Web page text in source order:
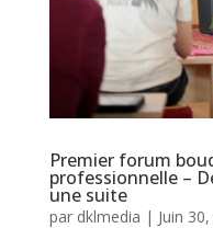
Premier forum
professionnelle –
une suite
par dklmedia | Juin